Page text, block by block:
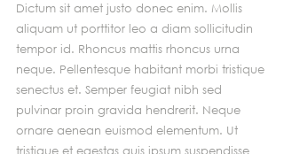
Dictum sit amet justo donec enim. Mollis
aliquam ut porttitor leo a diam sollicitudin
tempor id. Rhoncus mattis rhoncus urna
neque. Pellentesque habitant morbi tristique
senectus et. Semper feugiat nibh sed
pulvinar proin gravida hendrerit. Neque
ornare aenean euismod elementum. Ut
tristique et egestas quis ipsum suspendisse